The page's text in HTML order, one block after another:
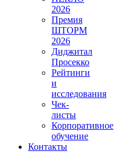
2026
Премия
ШТОРМ
2026
Диджитал
Просекко
Рейтинги
и
исследования
Чек-
листы
Корпоративное
обучение
Контакты